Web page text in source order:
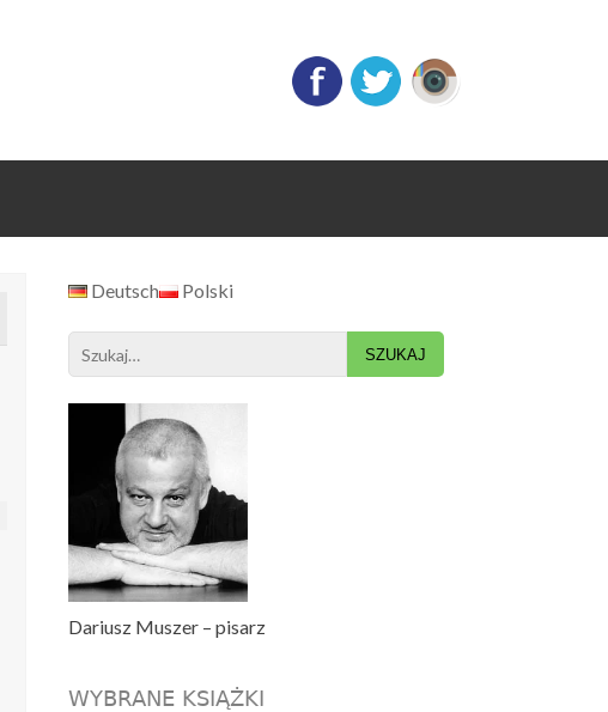
Deutsch Polski
Search
for:
Dariusz Muszer – pisarz
WYBRANE KSIĄŻKI